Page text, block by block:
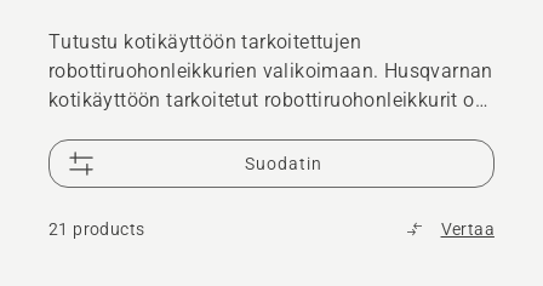
Tutustu kotikäyttöön tarkoitettujen
robottiruohonleikkurien valikoimaan. Husqvarnan
kotikäyttöön tarkoitetut robottiruohonleikkurit on
vaivatonta ja tehokasta. Täydellinen valinta
kotipihalle – koosta tai muodosta riippumatta.
Nämä innovatiiviset ruohonleikkurit pitävät
nurmikon kauniina vaivatta, jolloin vapaa-aikaa
Suodatin
21 products Vertaa